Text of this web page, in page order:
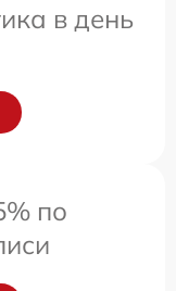
в день
по